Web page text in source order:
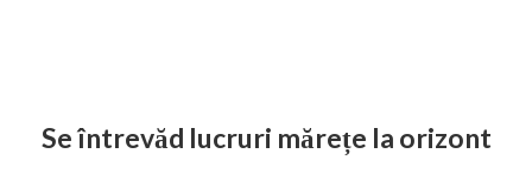
Se întrevăd lucruri mărețe la orizont